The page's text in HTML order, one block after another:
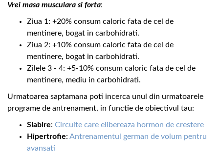
Vrei masa musculara si forta:
Ziua 1: +20% consum caloric fata de cel de
mentinere, bogat in carbohidrati.
Ziua 2: +10% consum caloric fata de cel de
mentinere, bogat in carbohidrati.
Zilele 3 - 4: +5-10% consum caloric fata de cel de
mentinere, mediu in carbohidrati.
Urmatoarea saptamana poti incerca unul din urmatoarele
programe de antrenament, in functie de obiectivul tau:
Slabire: Circuite care elibereaza hormon de crestere
Hipertrofie: Antrenamentul german de volum pentru
avansati